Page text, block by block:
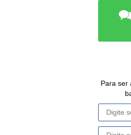
Para ser avisado da disponibilidade deste Produto,